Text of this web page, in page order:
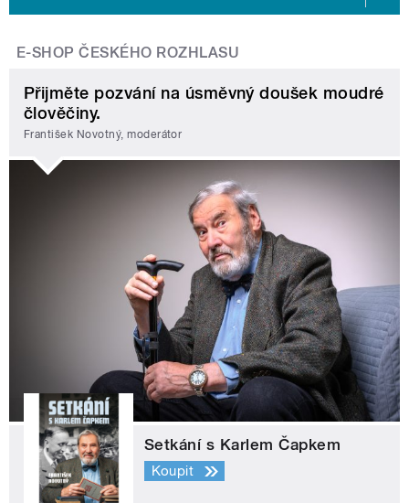
E-SHOP ČESKÉHO ROZHLASU
Přijměte pozvání na úsměvný doušek moudré
člověčiny.
František Novotný, moderátor
Setkání s Karlem Čapkem
Koupit